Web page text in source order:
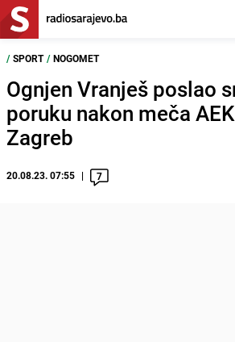
/ SPORT / NOGOMET
Ognjen Vranješ poslao
poruku nakon meča
Zagreb
20.08.23. 07:55 7